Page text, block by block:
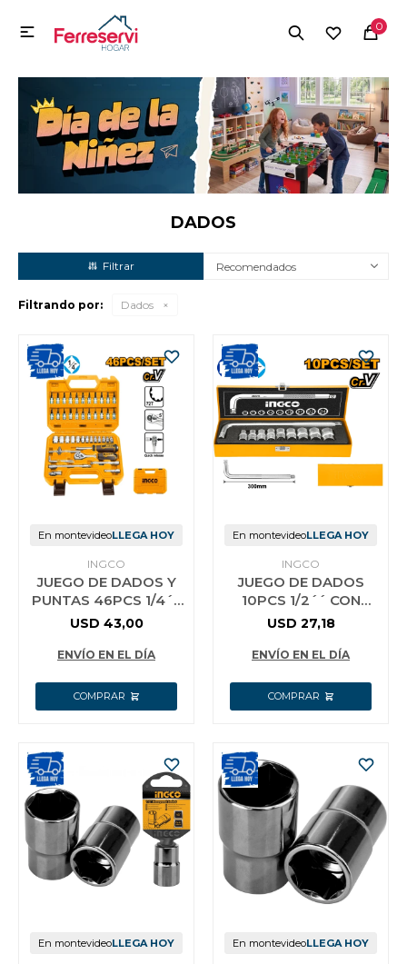
0

DADOS
Recomendados
Filtrando por: Dados
En montevideoLLEGA HOY
INGCO
JUEGO DE DADOS Y
PUNTAS 46PCS 1/4´´
- HKTS14462
USD 43,00
ENVÍO EN EL DÍA
En montevideoLLEGA HOY
INGCO
JUEGO DE DADOS
10PCS 1/2´´ CON
MANGO DE FUERZA -
USD 27,18
ENVÍO EN EL DÍA
En montevideoLLEGA HOY En montevideoLLEGA HOY
MI CUENTA
Menú Herramientas y Construcción Electrodomésticos
Herramientas y Construcción
Tecnología
Deportes
Camping
Jardín y Aire Libre
Mascotas
Bazar
Juguetes y artículos para bebé
Ferretería
Vestimenta y calzado